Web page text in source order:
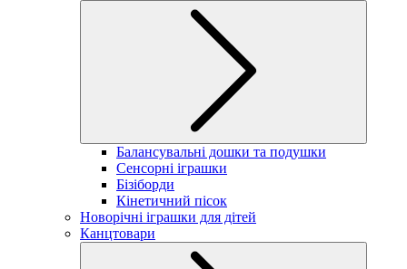
Балансувальні дошки та подушки
Сенсорні іграшки
Бізіборди
Кінетичний пісок
Новорічні іграшки для дітей
Канцтовари